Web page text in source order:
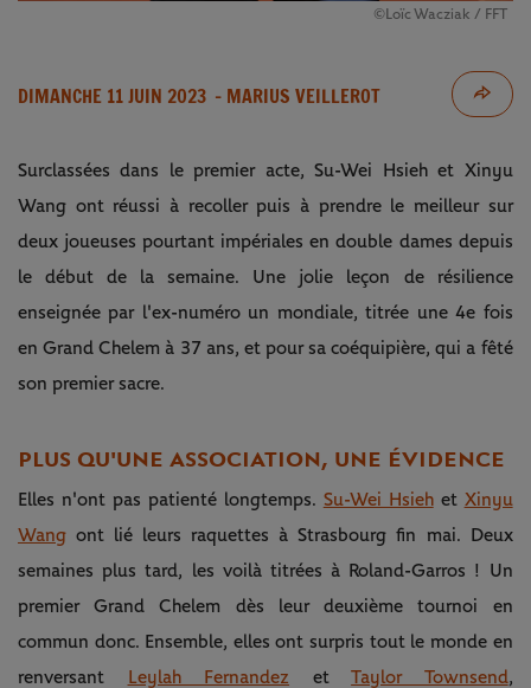
©Loïc Wacziak / FFT
DIMANCHE 11 JUIN 2023 - MARIUS VEILLEROT
Surclassées dans le premier acte, Su-Wei Hsieh et Xinyu
Wang ont réussi à recoller puis à prendre le meilleur sur
deux joueuses pourtant impériales en double dames depuis
le début de la semaine. Une jolie leçon de résilience
enseignée par l'ex-numéro un mondiale, titrée une 4e fois
en Grand Chelem à 37 ans, et pour sa coéquipière, qui a fêté
son premier sacre.
PLUS QU'UNE ASSOCIATION, UNE ÉVIDENCE
Elles n'ont pas patienté longtemps. Su-Wei Hsiehet Xinyu
Wang ont lié leurs raquettes à Strasbourg fin mai. Deux
semaines plus tard, les voilà titrées à Roland-Garros ! Un
premier Grand Chelem dès leur deuxième tournoi en
commun donc. Ensemble, elles ont surpris tout le monde en
renversant Leylah Fernandez etTaylor Townsend,